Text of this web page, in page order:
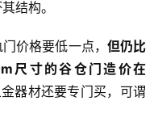
结构。
价格要低一点， 但仍比
尺寸的谷仓门造价在
器材还要专门买，可谓